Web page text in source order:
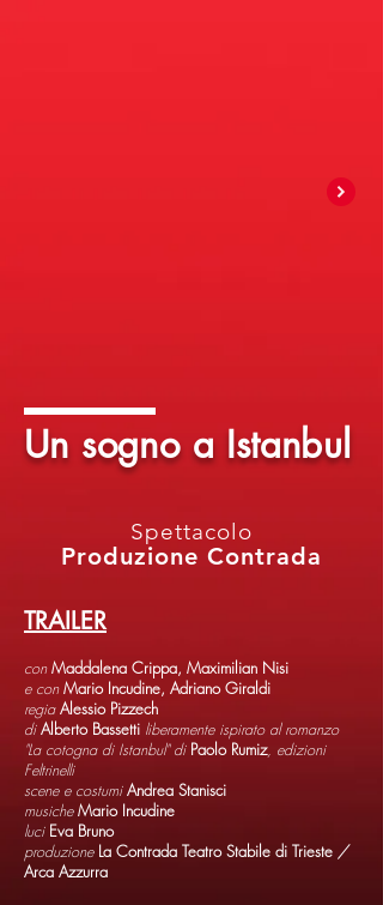
Un sogno a Istanbul
Produzione Contrada
Spettacolo
TRAILER
conMaddalena Crippa, Maximilian Nisi
e con Mario Incudine, Adriano Giraldi
regiaAlessio Pizzech
diAlberto Bassetti liberamente ispirato al romanzo
"La cotogna di Istanbul" di Paolo Rumiz, edizioni
Feltrinelli
scene e costumi Andrea Stanisci
musicheMario Incudine
luci Eva Bruno
produzione La Contrada Teatro Stabile di Trieste /
Arca Azzurra